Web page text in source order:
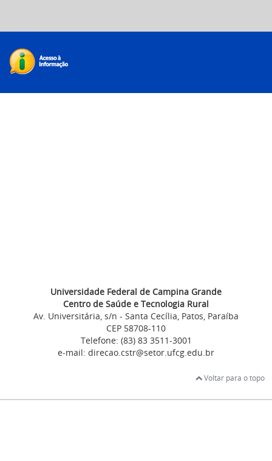
Universidade Federal de Campina Grande
Centro de Saúde e Tecnologia Rural
Av. Universitária, s/n - Santa Cecília, Patos, Paraíba
CEP 58708-110
Telefone: (83) 83 3511-3001
e-mail: direcao.cstr@setor.ufcg.edu.br
Voltar para o topo